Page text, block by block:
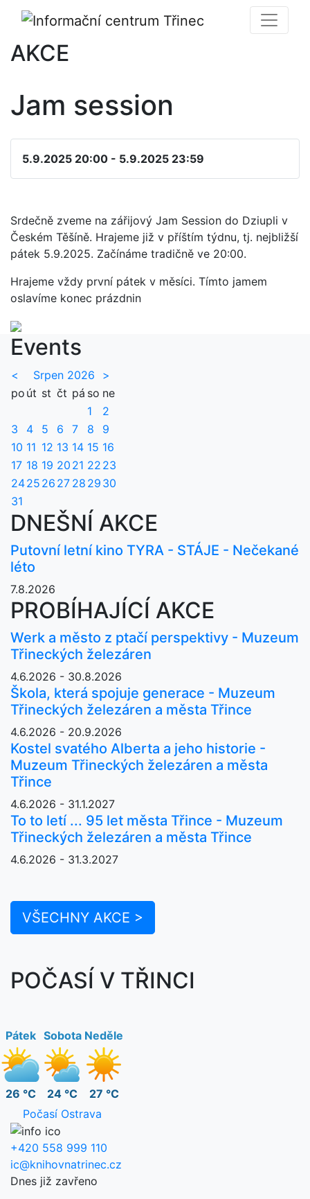
AKCE
Jam session
5.9.2025 20:00 - 5.9.2025 23:59
Srdečně zveme na zářijový Jam Session do Dziupli v
Českém Těšíně. Hrajeme již v příštím týdnu, tj. nejbližší
pátek 5.9.2025. Začínáme tradičně ve 20:00.
Hrajeme vždy první pátek v měsíci. Tímto jamem
oslavíme konec prázdnin
Events
< Srpen 2026
>
po út st čt pá so ne
1
2
3
4 5 6 7 8
9
10 11 12 13 14 15 16
17 18 19 20 21 22 23
2425 26 27 28 29 30
31
DNEŠNÍ AKCE
Putovní letní kino TYRA - STÁJE - Nečekané
léto
7.8.2026
PROBÍHAJÍCÍ AKCE
Werk a město z ptačí perspektivy - Muzeum
Třineckých železáren
4.6.2026 - 30.8.2026
Škola, která spojuje generace - Muzeum
Třineckých železáren a města Třince
4.6.2026 - 20.9.2026
Kostel svatého Alberta a jeho historie -
Muzeum Třineckých železáren a města
Třince
4.6.2026 - 31.1.2027
To to letí ... 95 let města Třince - Muzeum
Třineckých železáren a města Třince
4.6.2026 - 31.3.2027
VŠECHNY AKCE >
POČASÍ V TŘINCI
Pátek
26 °C
Sobota
24 °C
Neděle
27 °C
Počasí Ostrava
+420 558 999 110
ic@knihovnatrinec.cz
Dnes již zavřeno